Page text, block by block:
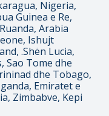
Nigeria,
Guinea e Re,
Arabia
Ishujt
.Shën Lucia,
Sao Tome dhe
dhe Tobago,
Emiratet e
Zimbabve, Kepi